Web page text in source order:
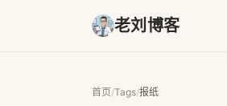
老刘博客
首页/Tags/报纸